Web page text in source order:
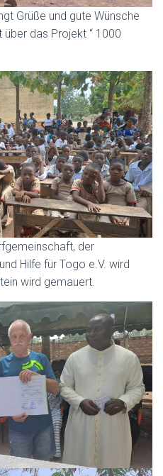
Grüße und gute Wünsche
das Projekt “ 1000
der
Hilfe für Togo e.V. wird
wird gemauert.